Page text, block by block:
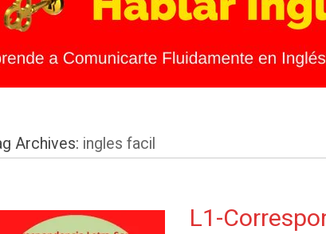
Archives: ingles facil
L1-